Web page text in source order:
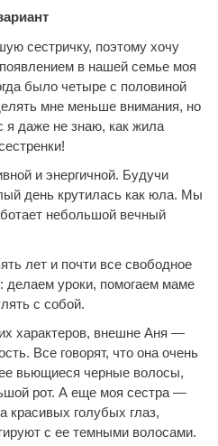
сестричку, поэтому хочу
в нашей семье моя
было четыре с половиной
мне меньше внимания, но
даже не знаю, как жила
и энергичной. Будучи
день крутилась как юла. Мы
небольшой вечный
лет и почти все свободное
уроки, помогаем маме
с собой.
характеров, внешне Аня —
Все говорят, что она очень
вьющиеся черные волосы,
рот. А еще моя сестра —
красивых голубых глаз,
с ее темными волосами.